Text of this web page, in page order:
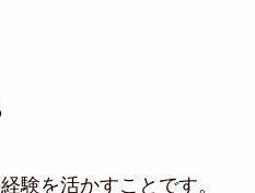
験を活かすことです。